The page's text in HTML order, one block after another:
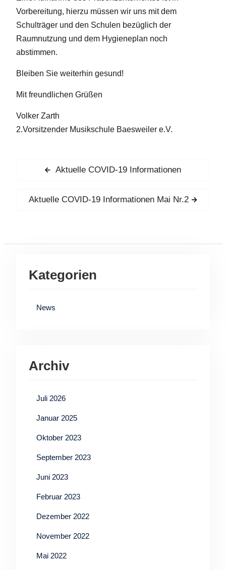
Vorbereitung, hierzu müssen wir uns mit dem
Schulträger und den Schulen bezüglich der
Raumnutzung und dem Hygieneplan noch
abstimmen.
Bleiben Sie weiterhin gesund!
Mit freundlichen Grüßen
Volker Zarth
2.Vorsitzender Musikschule Baesweiler e.V.
Beitragsnavigation
Previous
Aktuelle COVID-19 Informationen
Next
Aktuelle COVID-19 Informationen Mai Nr.2
Kategorien
News
Archiv
Juli 2026
Januar 2025
Oktober 2023
September 2023
Juni 2023
Februar 2023
Dezember 2022
November 2022
Mai 2022